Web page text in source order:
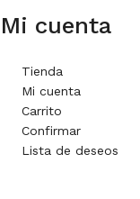
Mi cuenta
Tienda
Mi cuenta
Carrito
Confirmar
Lista de deseos